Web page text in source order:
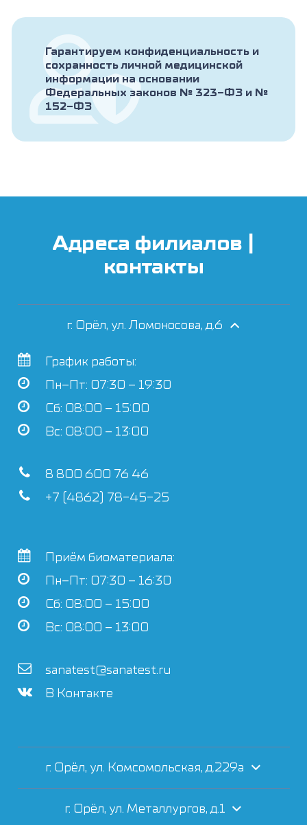
Гарантируем конфиденциальность и
сохранность личной медицинской
информации на основании
Федеральных законов № 323-ФЗ и №
152-ФЗ
Адреса филиалов |
контакты
г. Орёл, ул. Ломоносова, д.6
График работы:
Пн–Пт: 07:30 – 19:30
Сб: 08:00 – 15:00
Вс: 08:00 – 13:00
8 800 600 76 46
+7 (4862) 78-45-25
Приём биоматериала:
Пн–Пт: 07:30 – 16:30
Сб: 08:00 – 15:00
Вс: 08:00 – 13:00
sanatest@sanatest.ru
В Контакте
г. Орёл, ул. Комсомольская, д.229а
г. Орёл, ул. Металлургов, д.1